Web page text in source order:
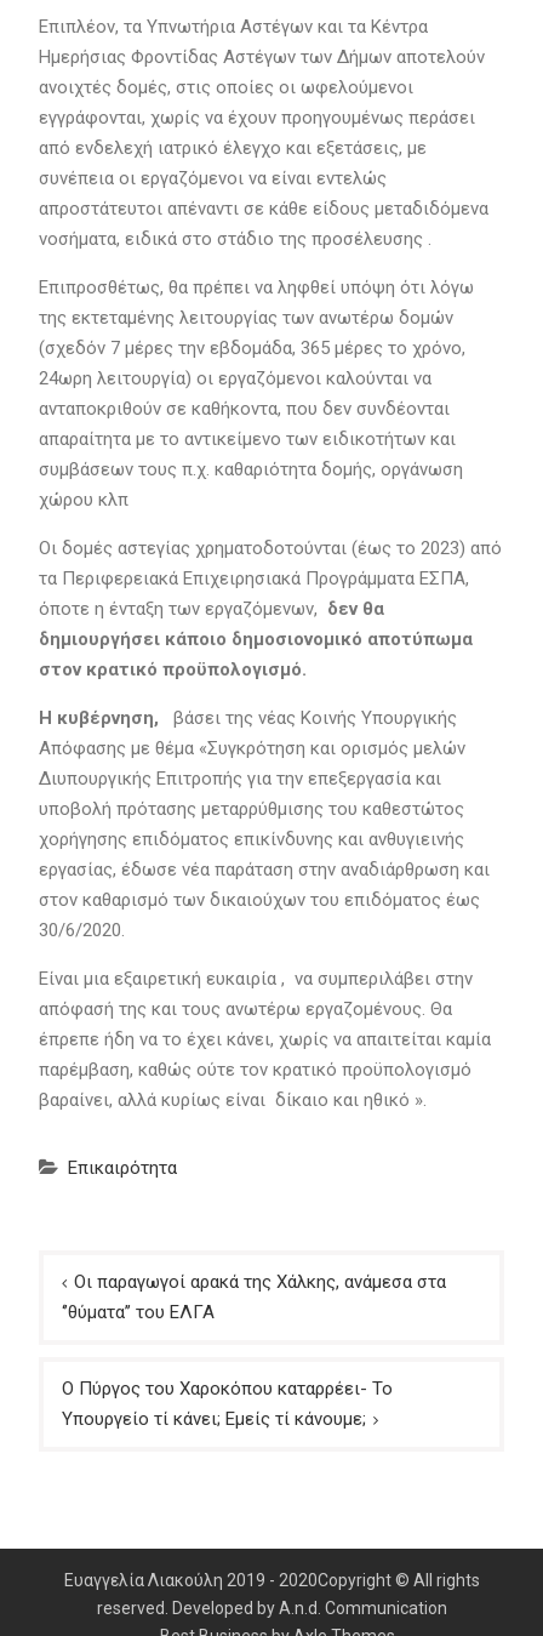
Επιπλέον, τα Υπνωτήρια Αστέγων και τα Κέντρα
Ημερήσιας Φροντίδας Αστέγων των Δήμων αποτελούν
ανοιχτές δομές, στις οποίες οι ωφελούμενοι
εγγράφονται, χωρίς να έχουν προηγουμένως περάσει
από ενδελεχή ιατρικό έλεγχο και εξετάσεις, με
συνέπεια οι εργαζόμενοι να είναι εντελώς
απροστάτευτοι απέναντι σε κάθε είδους μεταδιδόμενα
νοσήματα, ειδικά στο στάδιο της προσέλευσης .
Επιπροσθέτως, θα πρέπει να ληφθεί υπόψη ότι λόγω
της εκτεταμένης λειτουργίας των ανωτέρω δομών
(σχεδόν 7 μέρες την εβδομάδα, 365 μέρες το χρόνο,
24ωρη λειτουργία) οι εργαζόμενοι καλούνται να
ανταποκριθούν σε καθήκοντα, που δεν συνδέονται
απαραίτητα με το αντικείμενο των ειδικοτήτων και
συμβάσεων τους π.χ. καθαριότητα δομής, οργάνωση
χώρου κλπ
Οι δομές αστεγίας χρηματοδοτούνται (έως το 2023) από
τα Περιφερειακά Επιχειρησιακά Προγράμματα ΕΣΠΑ,
όποτε η ένταξη των εργαζόμενων, δεν θα
δημιουργήσει κάποιο δημοσιονομικό αποτύπωμα
στον κρατικό προϋπολογισμό.
Η κυβέρνηση,
βάσει της νέας Κοινής Υπουργικής
Απόφασης με θέμα «Συγκρότηση και ορισμός μελών
Διυπουργικής Επιτροπής για την επεξεργασία και
υποβολή πρότασης μεταρρύθμισης του καθεστώτος
χορήγησης επιδόματος επικίνδυνης και ανθυγιεινής
εργασίας, έδωσε νέα παράταση στην αναδιάρθρωση και
στον καθαρισμό των δικαιούχων του επιδόματος έως
30/6/2020.
Είναι μια εξαιρετική ευκαιρία , να συμπεριλάβει στην
απόφασή της και τους ανωτέρω εργαζομένους. Θα
έπρεπε ήδη να το έχει κάνει, χωρίς να απαιτείται καμία
παρέμβαση, καθώς ούτε τον κρατικό προϋπολογισμό
βαραίνει, αλλά κυρίως είναι δίκαιο και ηθικό ».
Επικαιρότητα
Πλοήγηση
άρθρων
Οι παραγωγοί αρακά της Χάλκης, ανάμεσα στα
‘’θύματα’’ του ΕΛΓΑ
Ο Πύργος του Χαροκόπου καταρρέει- Το
Υπουργείο τί κάνει; Εμείς τί κάνουμε;
Ευαγγελία Λιακούλη 2019 - 2020Copyright © All rights
reserved. Developed by A.n.d. Communication